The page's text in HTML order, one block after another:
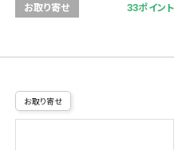
お取り寄せ 33ポイント
お取り寄せ